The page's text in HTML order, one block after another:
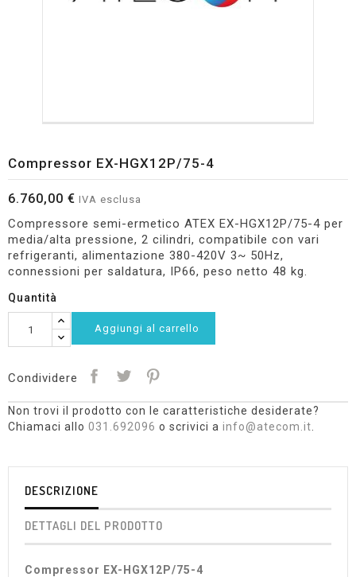
Compressor EX-HGX12P/75-4
6.760,00 € IVA esclusa
Compressore semi-ermetico ATEX EX-HGX12P/75-4 per
media/alta pressione, 2 cilindri, compatibile con vari
refrigeranti, alimentazione 380-420V 3~ 50Hz,
connessioni per saldatura, IP66, peso netto 48 kg.
Quantità
Aggiungi al carrello
Condividere
Non trovi il prodotto con le caratteristiche desiderate?
Chiamaci allo 031.692096 o scrivici a info@atecom.it
DESCRIZIONE
DETTAGLI DEL PRODOTTO
Compressor EX-HGX12P/75-4